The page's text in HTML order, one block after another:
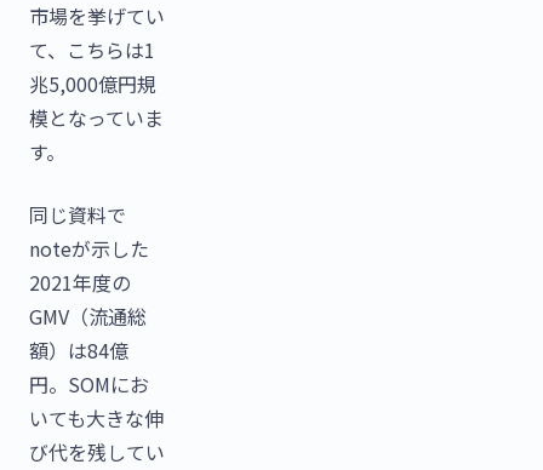
市場を挙げてい
て、こちらは1
兆5,000億円規
模となっていま
す。
同じ資料で
noteが示した
2021年度の
GMV（流通総
額）は84億
円。SOMにお
いても大きな伸
び代を残してい